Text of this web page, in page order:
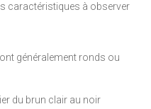
caractéristiques à observer
généralement ronds ou
du brun clair au noir